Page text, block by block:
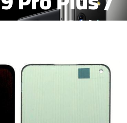
10 4G /
( 4G / 5G
4G SIN
PANTALLA